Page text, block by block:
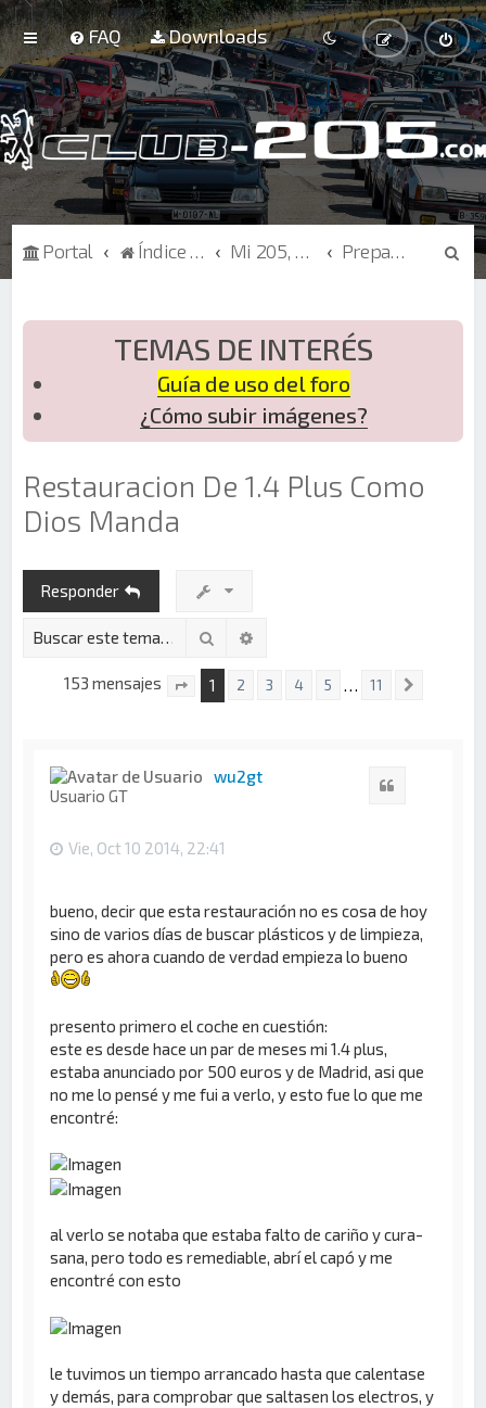
FAQ Downloads
Portal Índice de Foros Mi 205, Curiosidades Preparación - Restauración
B
TEMAS DE INTERÉS
Guía de uso del foro
¿Cómo subir imágenes?
Restauracion De 1.4 Plus Como
Dios Manda
Responder
Buscar
153 mensajes Página1 de11
1 2 3 4 5 … 11
wu2gt
Usuario GT
Vie, Oct 10 2014, 22:41
bueno, decir que esta restauración no es cosa de hoy
sino de varios días de buscar plásticos y de limpieza,
pero es ahora cuando de verdad empieza lo bueno
presento primero el coche en cuestión:
este es desde hace un par de meses mi 1.4 plus,
estaba anunciado por 500 euros y de Madrid, asi que
no me lo pensé y me fui a verlo, y esto fue lo que me
encontré:
al verlo se notaba que estaba falto de cariño y cura-
sana, pero todo es remediable, abrí el capó y me
encontré con esto
le tuvimos un tiempo arrancado hasta que calentase
y demás, para comprobar que saltasen los electros, y